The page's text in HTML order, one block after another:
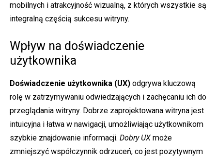
mobilnych i atrakcyjność wizualną, z których wszystkie są
integralną częścią sukcesu witryny.
Wpływ na doświadczenie
użytkownika
Doświadczenie użytkownika (UX) odgrywa kluczową
rolę w zatrzymywaniu odwiedzających i zachęcaniu ich do
przeglądania witryny. Dobrze zaprojektowana witryna jest
intuicyjna i łatwa w nawigacji, umożliwiając użytkownikom
szybkie znajdowanie informacji. Dobry UXmoże
zmniejszyć współczynnik odrzuceń, co jest pozytywnym